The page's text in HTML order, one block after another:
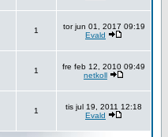
1
tor jun 01, 2017 09:19
Evald
1
fre feb 12, 2010 09:49
netkoll
1
tis jul 19, 2011 12:18
Evald